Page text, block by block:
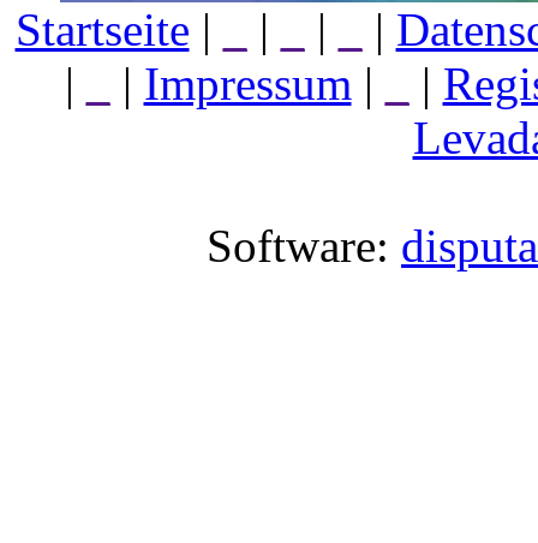
Startseite | | | |
|
| Impressum | |
Software: